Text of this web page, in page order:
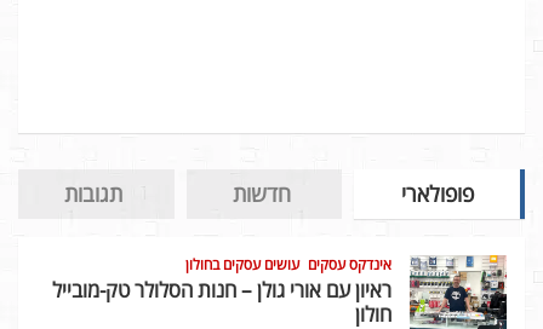
פופולארי חדשות תגובות
אינדקס עסקים עושים עסקים בחולון
ראיון עם אורי גולן – חנות הסלולר טק-מובייל
חולון